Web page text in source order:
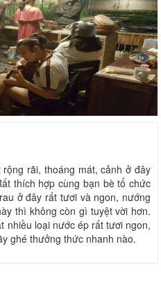
rãi, thoáng mát, cảnh ở đây
thích hợp cùng bạn bè tổ chức
ở đây rất tươi và ngon, nướng
thì không còn gì tuyệt vời hơn.
nhiều loại nước ép rất tươi ngon,
ghé thưởng thức nhanh nào.